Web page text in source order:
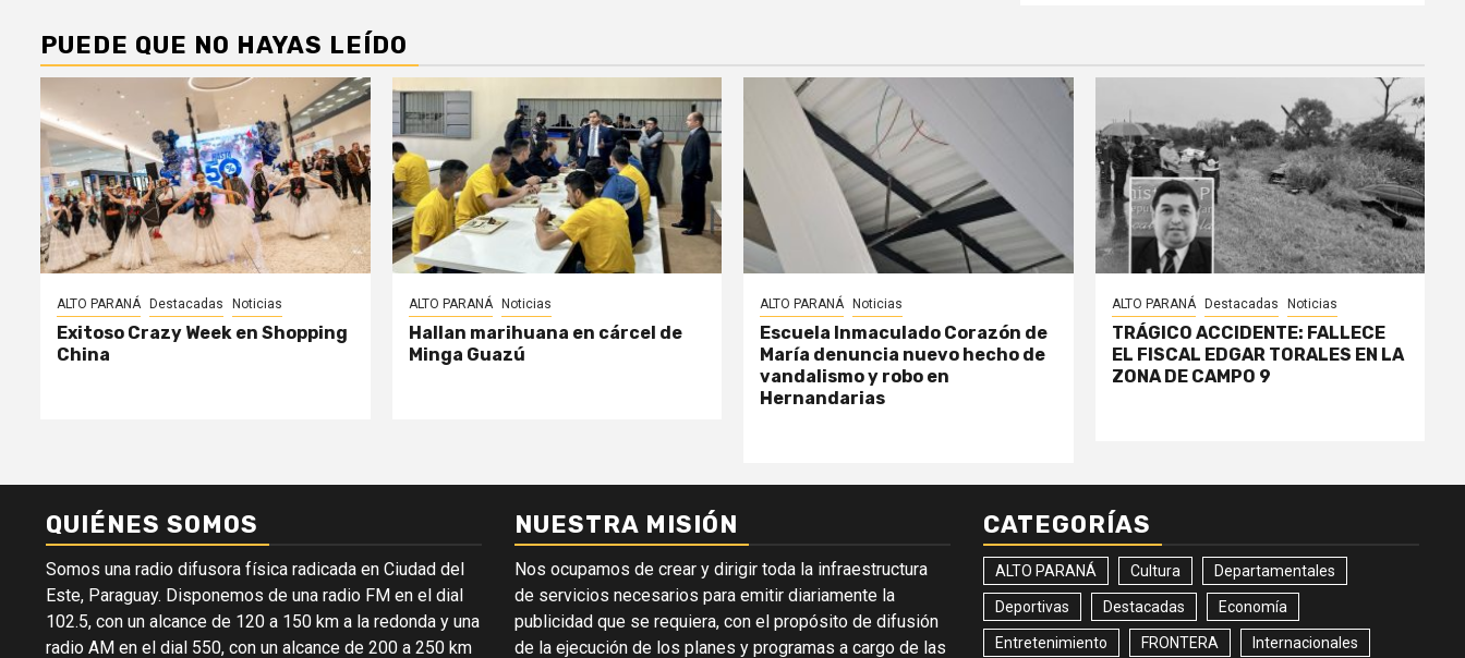
PUEDE QUE NO HAYAS LEÍDO
ALTO PARANÁ Destacadas Noticias
Exitoso Crazy Week en Shopping
China
ALTO PARANÁ Noticias
Hallan marihuana en cárcel de
Minga Guazú
ALTO PARANÁ Noticias
Escuela Inmaculado Corazón de
María denuncia nuevo hecho de
vandalismo y robo en
Hernandarias
ALTO PARANÁ Destacadas Noticias
TRÁGICO ACCIDENTE: FALLECE
EL FISCAL EDGAR TORALES EN LA
ZONA DE CAMPO 9
QUIÉNES SOMOS
Somos una radio difusora física radicada en Ciudad del
Este, Paraguay. Disponemos de una radio FM en el dial
102.5, con un alcance de 120 a 150 km a la redonda y una
radio AM en el dial 550, con un alcance de 200 a 250 km
NUESTRA MISIÓN
Nos ocupamos de crear y dirigir toda la infraestructura
de servicios necesarios para emitir diariamente la
publicidad que se requiera, con el propósito de difusión
de la ejecución de los planes y programas a cargo de las
CATEGORÍAS
ALTO PARANÁ Cultura Departamentales
Deportivas Destacadas Economía
Entretenimiento FRONTERA Internacionales